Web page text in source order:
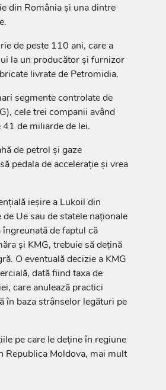
din România și una dintre
de peste 110 ani, care a
la un producător și furnizor
livrate de Petromidia.
segmente controlate de
cele trei companii având
de miliarde de lei.
de petrol şi gaze
pedala de accelerație și vrea
ieșire a Lukoil din
Ue sau de statele naționale
de faptul că
și KMG, trebuie să dețină
O eventuală decizie a KMG
dată fiind taxa de
care anulează practici
în baza strânselor legături pe
pe care le deține în regiune
Republica Moldova, mai mult